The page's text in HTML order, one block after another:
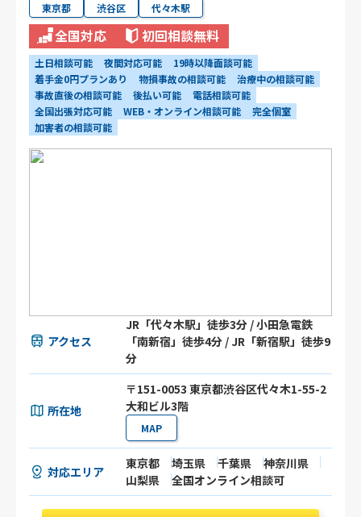
東京都 渋谷区 代々木駅
全国対応 初回相談無料
土日相談可能 夜間対応可能
19時以降面談可能
着手金0円プランあり
物損事故の相談可能
治療中の相談可能
事故直後の相談可能
後払い可能
電話相談可能
全国出張対応可能
WEB・オンライン相談可能
完全個室
加害者の相談可能
アクセス
JR「代々木駅」徒歩3分 / 小田急電鉄
「南新宿」徒歩4分 / JR「新宿駅」徒歩9
分
所在地
〒151-0053 東京都渋谷区代々木1-55-2
大和ビル3階
MAP
対応エリア
東京都 埼玉県 千葉県
神奈川県
山梨県
全国オンライン相談可